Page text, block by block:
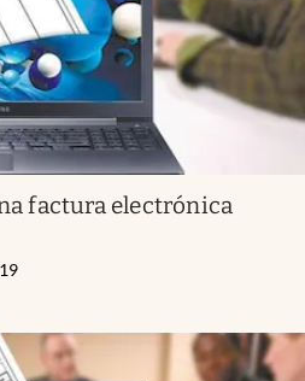
factura electrónica